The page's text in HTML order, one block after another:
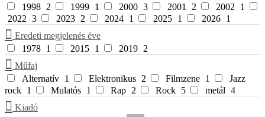
1998 2 1999 1 2000 3 2001 2 2002 1
2022 3 2023 2 2024 1 2025 1 2026 1
Eredeti megjelenés éve
1978 1 2015 1 2019 2
Műfaj
Alternatív 1 Elektronikus 2 Filmzene 1
Jazz
rock 1 Mulatós 1 Rap 2 Rock 5 metál 4
Kiadó